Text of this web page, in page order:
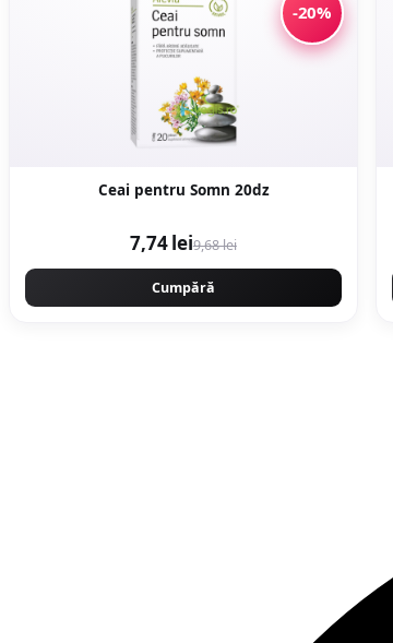
-20%
Ceai pentru Somn 20dz
7,74 lei9,68 lei
Cumpără